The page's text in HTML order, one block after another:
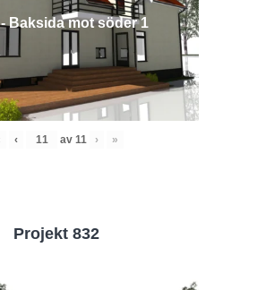
- Baksida mot söder 1
‹ av 11 › »
Projekt 832